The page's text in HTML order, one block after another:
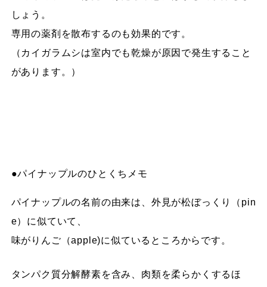
しょう。
専用の薬剤を散布するのも効果的です。
（カイガラムシは室内でも乾燥が原因で発生すること
があります。）
●パイナップルのひとくちメモ
パイナップルの名前の由来は、外見が松ぼっくり（pin
e）に似ていて、
味がりんご（apple)に似ているところからです。
タンパク質分解酵素を含み、肉類を柔らかくするほ